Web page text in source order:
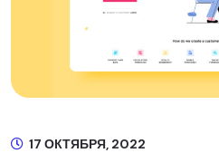
17 ОКТЯБРЯ, 2022